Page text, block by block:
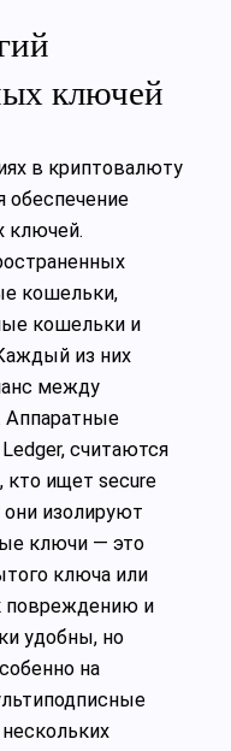
ключей
в криптовалюту
обеспечение
ключей.
кошельки,
кошельки и
из них
между
Аппаратные
считаются
кто ищет secure
изолируют
ключи — это
ключа или
повреждению и
удобны, но
на